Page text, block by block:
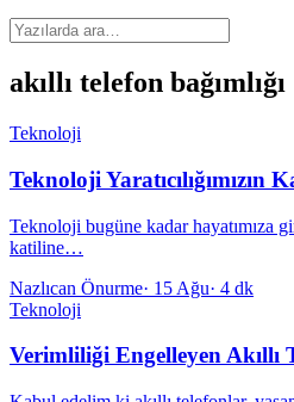
akıllı telefon bağımlığı
Teknoloji
Teknoloji Yaratıcılığımızın
Teknoloji bugüne kadar hayatımıza
katiline…
Nazlıcan Önurme· 15 Ağu· 4 dk
Teknoloji
Verimliliği Engelleyen Akıllı